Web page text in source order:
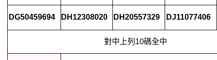
DG50459694 DH12308020 DH20557329 DJ11077406
對中上列10碼全中